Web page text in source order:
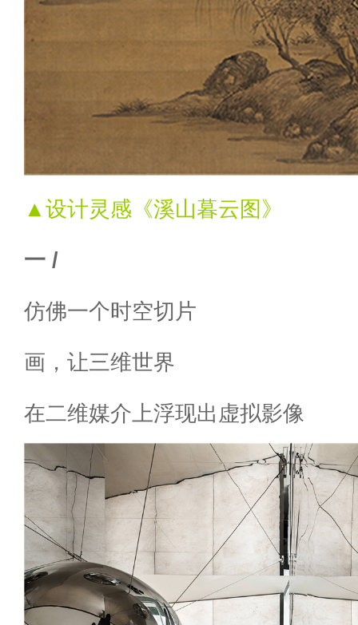
▲设计灵感《溪山暮云图》
一 /
仿佛一个时空切片
画，让三维世界
在二维媒介上浮现出虚拟影像